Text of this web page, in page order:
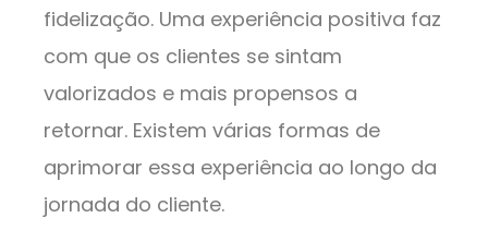
fidelização. Uma experiência positiva faz
com que os clientes se sintam
valorizados e mais propensos a
retornar. Existem várias formas de
aprimorar essa experiência ao longo da
jornada do cliente.